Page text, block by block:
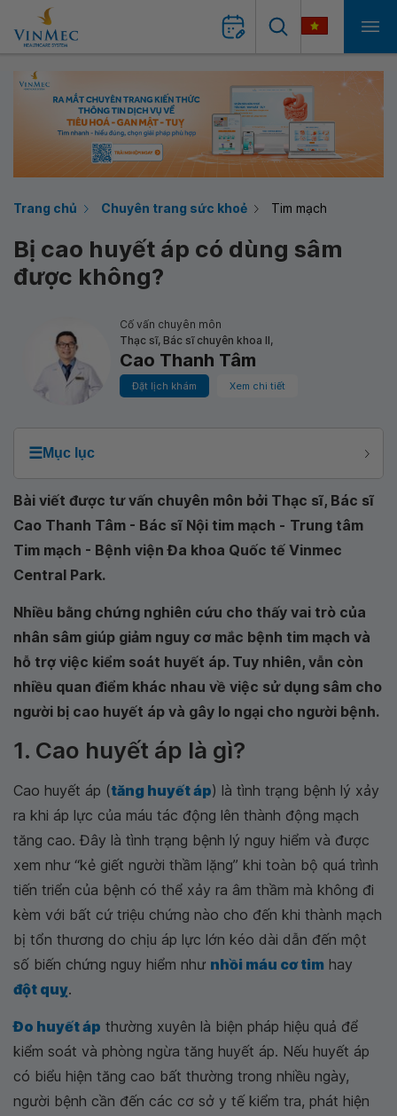
Trang chủ Chuyên trang sức khoẻ Tim mạch
Bị cao huyết áp có dùng sâm
được không?
Cố vấn chuyên môn
Thạc sĩ, Bác sĩ chuyên khoa II,
Cao Thanh Tâm
Đặt lịch khám Xem chi tiết
☰Mục lục
Bài viết được tư vấn chuyên môn bởi Thạc sĩ, Bác sĩ
Cao Thanh Tâm - Bác sĩ Nội tim mạch - Trung tâm
Tim mạch - Bệnh viện Đa khoa Quốc tế Vinmec
Central Park.
Nhiều bằng chứng nghiên cứu cho thấy vai trò của
nhân sâm giúp giảm nguy cơ mắc bệnh tim mạch và
hỗ trợ việc kiểm soát huyết áp. Tuy nhiên, vẫn còn
nhiều quan điểm khác nhau về việc sử dụng sâm cho
người bị cao huyết áp và gây lo ngại cho người bệnh.
1. Cao huyết áp là gì?
Cao huyết áp (tăng huyết áp) là tình trạng bệnh lý xảy
ra khi áp lực của máu tác động lên thành động mạch
tăng cao. Đây là tình trạng bệnh lý nguy hiểm và được
xem như “kẻ giết người thầm lặng” khi toàn bộ quá trình
tiến triển của bệnh có thể xảy ra âm thầm mà không đi
kèm với bất cứ triệu chứng nào cho đến khi thành mạch
bị tổn thương do chịu áp lực lớn kéo dài dẫn đến một
số biến chứng nguy hiểm như nhồi máu cơ tim hay
đột quỵ.
Đo huyết áp thường xuyên là biện pháp hiệu quả để
kiểm soát và phòng ngừa tăng huyết áp. Nếu huyết áp
có biểu hiện tăng cao bất thường trong nhiều ngày,
người bệnh cần đến các cơ sở y tế kiểm tra, phát hiện